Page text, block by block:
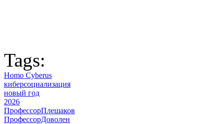
Tags:
Homo Cyberus
киберсоциализация
новый год
2026
ПрофессорПлешаков
ПрофессорДоволен